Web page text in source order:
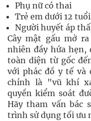
Phụ nữ có thai
Trẻ em dưới 12 tuổi
Người huyết áp
Cây mật gấu mở
nhiên đầy hứa hẹn,
toàn diện từ gốc
với phác đồ y tế và
chính là "vũ khí
quyền kiểm soát
Hãy tham vấn bác
trình sử dụng tối ưu